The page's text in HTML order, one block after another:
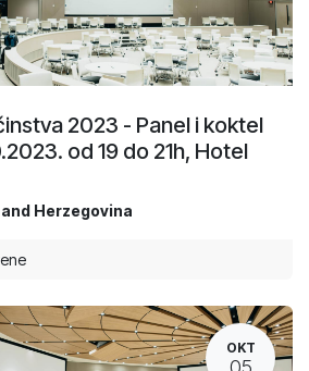
2023 - Panel i koktel
od 19 do 21h, Hotel
Herzegovina
OKT